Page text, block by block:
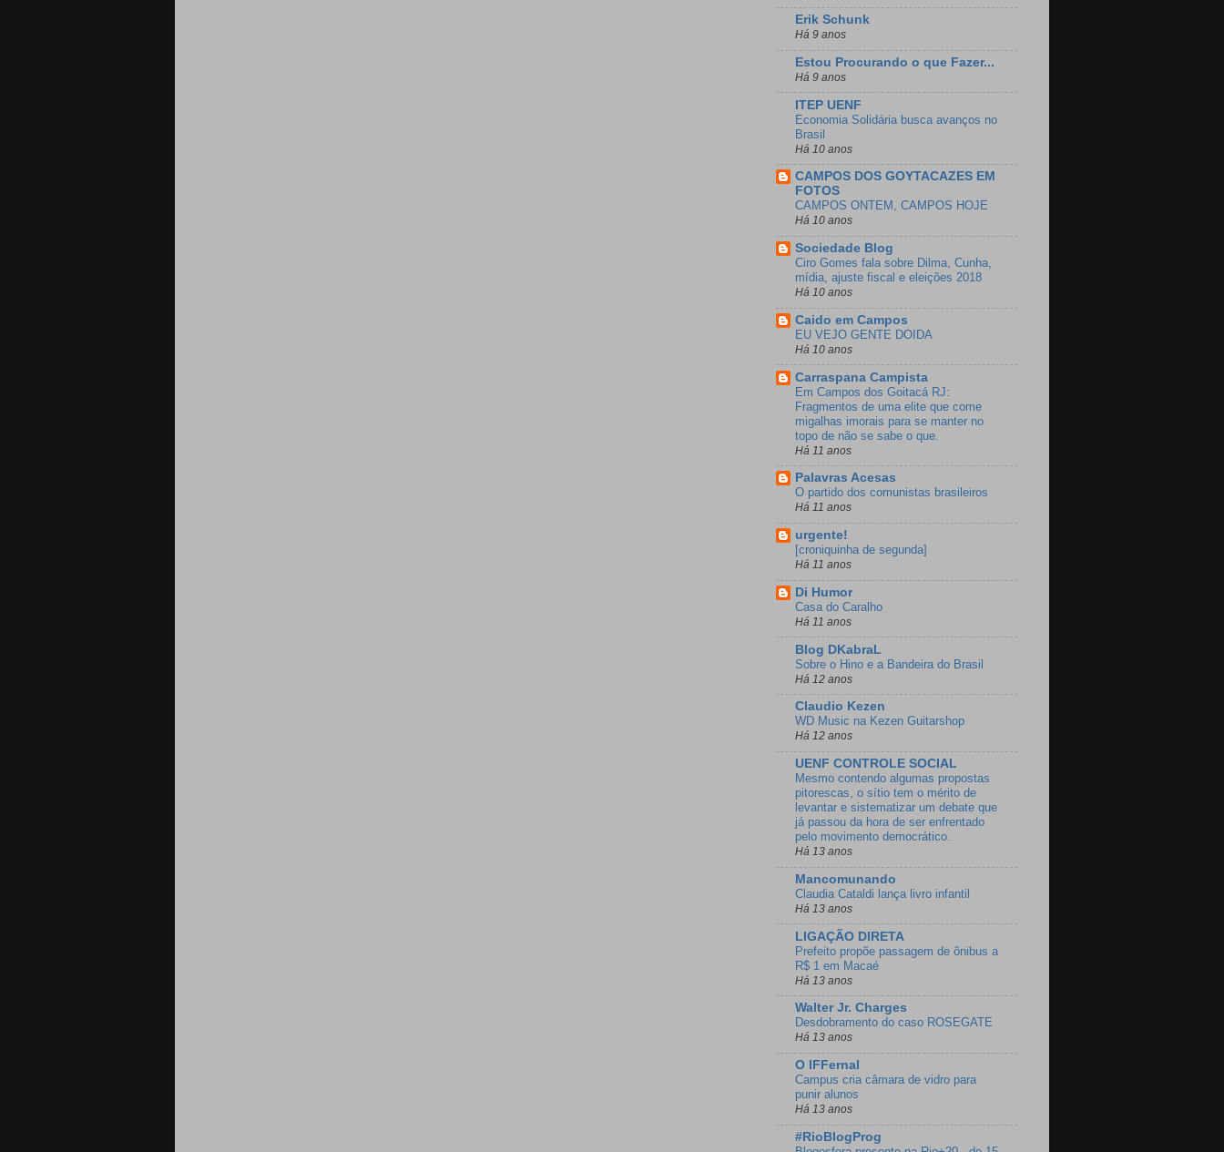
Erik Schunk
Há 9 anos
Estou Procurando o que Fazer...
Há 9 anos
ITEP UENF
Economia Solidária busca avanços no
Brasil
Há 10 anos
CAMPOS DOS GOYTACAZES EM
FOTOS
CAMPOS ONTEM, CAMPOS HOJE
Há 10 anos
Sociedade Blog
Ciro Gomes fala sobre Dilma, Cunha,
mídia, ajuste fiscal e eleições 2018
Há 10 anos
Caido em Campos
EU VEJO GENTE DOIDA
Há 10 anos
Carraspana Campista
Em Campos dos Goitacá RJ:
Fragmentos de uma elite que come
migalhas imorais para se manter no
topo de não se sabe o que.
Há 11 anos
Palavras Acesas
O partido dos comunistas brasileiros
Há 11 anos
urgente!
[croniquinha de segunda]
Há 11 anos
Di Humor
Casa do Caralho
Há 11 anos
Blog DKabraL
Sobre o Hino e a Bandeira do Brasil
Há 12 anos
Claudio Kezen
WD Music na Kezen Guitarshop
Há 12 anos
UENF CONTROLE SOCIAL
Mesmo contendo algumas propostas
pitorescas, o sítio tem o mérito de
levantar e sistematizar um debate que
já passou da hora de ser enfrentado
pelo movimento democrático.
Há 13 anos
Mancomunando
Claudia Cataldi lança livro infantil
Há 13 anos
LIGAÇÃO DIRETA
Prefeito propõe passagem de ônibus a
R$ 1 em Macaé
Há 13 anos
Walter Jr. Charges
Desdobramento do caso ROSEGATE
Há 13 anos
O IFFernal
Campus cria câmara de vidro para
punir alunos
Há 13 anos
#RioBlogProg